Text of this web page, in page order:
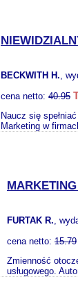
BECKWITH H.,
cena netto: 40.95
Naucz się
Marketing w
FURTAK R.,
cena netto: 15.79
Zmienność
usługowego.